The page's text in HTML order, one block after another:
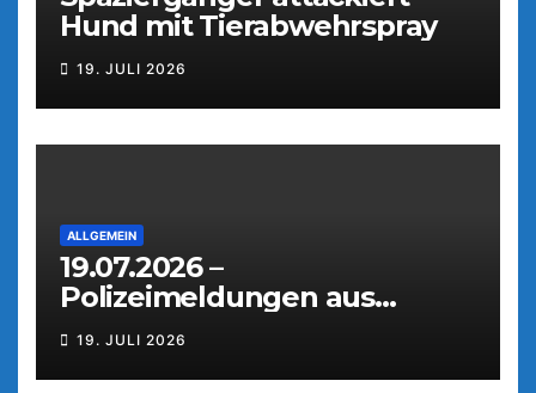
Hund mit Tierabwehrspray
19. JULI 2026
ALLGEMEIN
19.07.2026 –
Polizeimeldungen aus
Weiden
19. JULI 2026